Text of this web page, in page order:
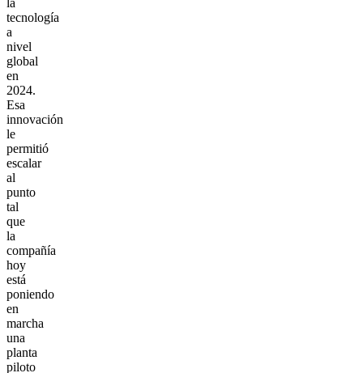
la
tecnología
a
nivel
global
en
2024.
Esa
innovación
le
permitió
escalar
al
punto
tal
que
la
compañía
hoy
está
poniendo
en
marcha
una
planta
piloto